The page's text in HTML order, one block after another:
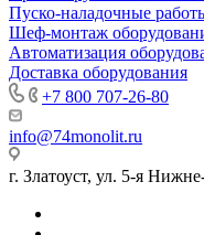
Пуско-наладочные
Шеф-монтаж
Автоматизация
Доставка оборудования
+7 800 707-26-80
info@74monolit.ru
г. Златоуст, ул. 5-я